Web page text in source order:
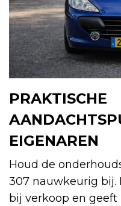
PRAKTISCHE
EIGENAREN
Houd de
307 nauwkeurig bij.
bij verkoop en